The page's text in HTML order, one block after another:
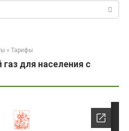
» Тарифы
для населения с